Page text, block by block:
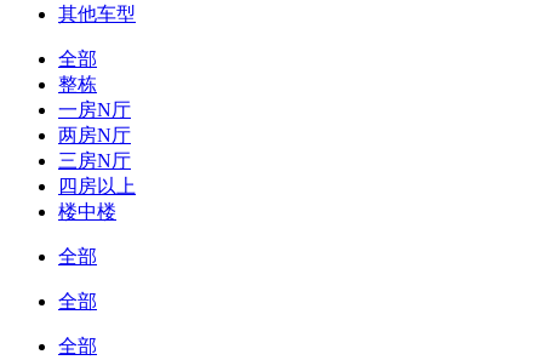
其他车型
全部
整栋
一房N厅
两房N厅
三房N厅
四房以上
楼中楼
全部
全部
全部